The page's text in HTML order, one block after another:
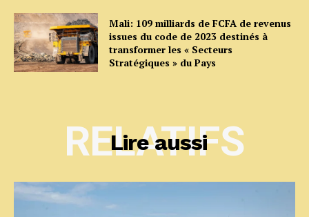
Mali: 109 milliards de FCFA de revenus
issues du code de 2023 destinés à
transformer les « Secteurs
Stratégiques » du Pays
Lire aussi
RELATIFS